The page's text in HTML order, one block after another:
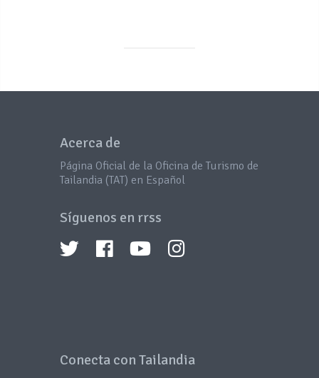
Acerca de
Página Oficial de la Oficina de Turismo de
Tailandia (TAT) en Español
Síguenos en rrss
Conecta con Tailandia